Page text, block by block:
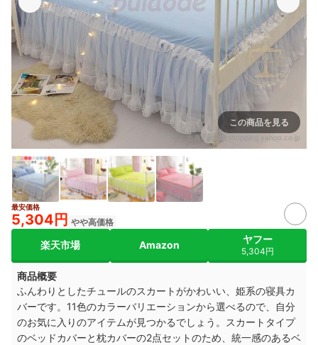
この商品を見る
出典： store.shopping.yahoo.co.jp
最安価格
5,304円 やや高価格
楽天市場 Amazon ヤフー
5,304円
商品概要
ふんわりとしたチュールのスカートがかわいい、姫系の寝具カ
バーです。11色のカラーバリエーションから選べるので、自分
のお気に入りのアイテムが見つかるでしょう。スカートタイプ
のベッドカバーと枕カバーの2点セットのため、統一感のあるベ